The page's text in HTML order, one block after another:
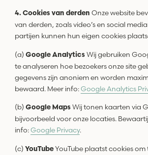
4. Cookies van derden Onze website
van derden, zoals video’s en social
partijen kunnen hun eigen cookies
(a) Google Analytics Wij gebruiken
te analyseren hoe bezoekers onze site
gegevens zijn anoniem en worden
bewaard. Meer info:Google Analytics
(b) Google Maps Wij tonen kaarten via
bijvoorbeeld voor onze locaties.
info:Google Privacy.
(c) YouTube YouTube plaatst cookies